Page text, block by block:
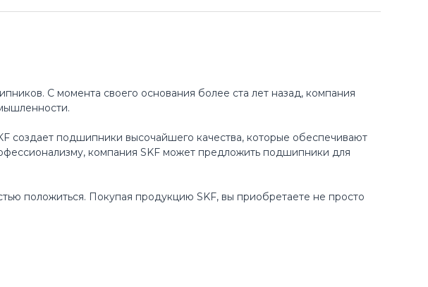
С момента своего основания более ста лет назад, компания
создает подшипники высочайшего качества, которые обеспечивают
компания SKF может предложить подшипники для
положиться. Покупая продукцию SKF, вы приобретаете не просто